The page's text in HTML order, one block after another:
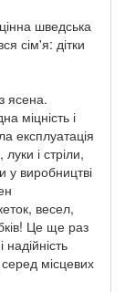
шведська
сім'я: дітки
ясена.
міцність і
експлуатація
і стріли,
у виробництві
весел,
Це ще раз
надійність
місцевих